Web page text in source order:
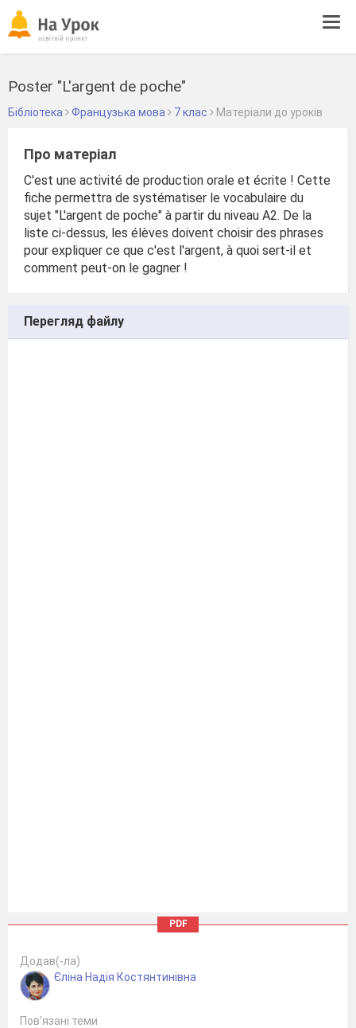
Poster "L'argent de poche"
Бібліотека Французька мова 7 клас Матеріали до уроків
Про матеріал
C'est une activité de production orale et écrite ! Cette
fiche permettra de systématiser le vocabulaire du
sujet "L'argent de poche" à partir du niveau A2. De la
liste ci-dessus, les élèves doivent choisir des phrases
pour expliquer ce que c'est l'argent, à quoi sert-il et
comment peut-on le gagner !
Перегляд файлу
PDF
Додав(-ла)
Єліна Надія Костянтинівна
Пов’язані теми